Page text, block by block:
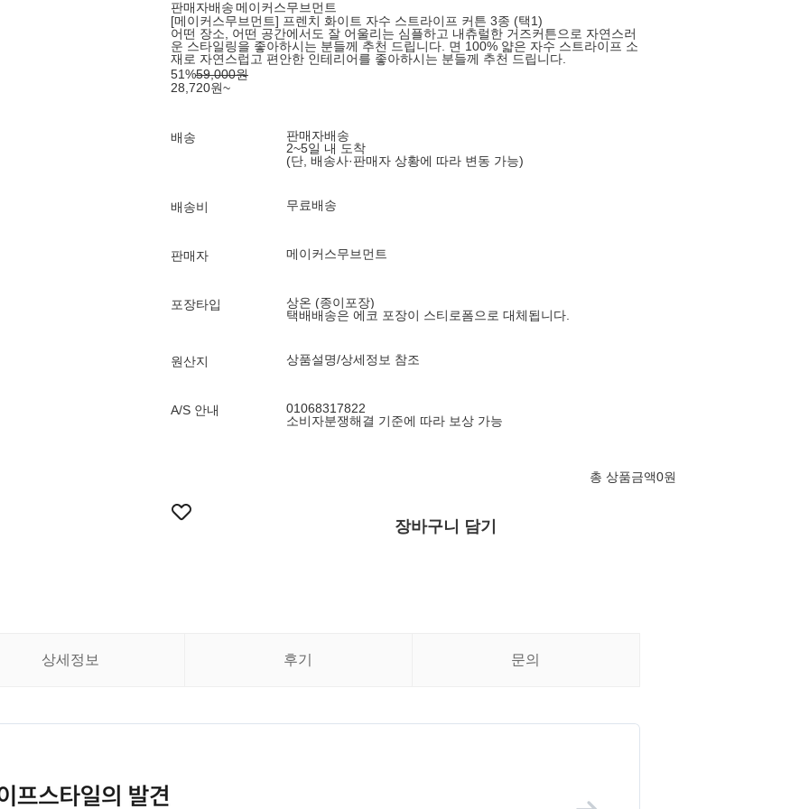
판매자배송메이커스무브먼트
[메이커스무브먼트] 프렌치 화이트 자수 스트라이프 커튼 3종 (택1)
어떤 장소, 어떤 공간에서도 잘 어울리는 심플하고 내츄럴한 거즈커튼으로 자연스러
운 스타일링을 좋아하시는 분들께 추천 드립니다. 면 100% 얇은 자수 스트라이프 소
재로 자연스럽고 편안한 인테리어를 좋아하시는 분들께 추천 드립니다.
51%59,000원
28,720원~
배송
판매자배송
2~5일 내 도착
(단, 배송사·판매자 상황에 따라 변동 가능)
배송비 무료배송
판매자 메이커스무브먼트
포장타입
상온 (종이포장)
택배배송은 에코 포장이 스티로폼으로 대체됩니다.
원산지 상품설명/상세정보 참조
A/S 안내
01068317822
소비자분쟁해결 기준에 따라 보상 가능
총 상품금액0원
장바구니 담기
상세정보 후기 문의